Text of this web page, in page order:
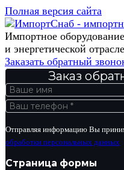
Полная версия сайта
Импортное
и энергетической
Заказать обратный
Заказ
Отправляя информацию Вы
обработки персональных данных
Страница формы